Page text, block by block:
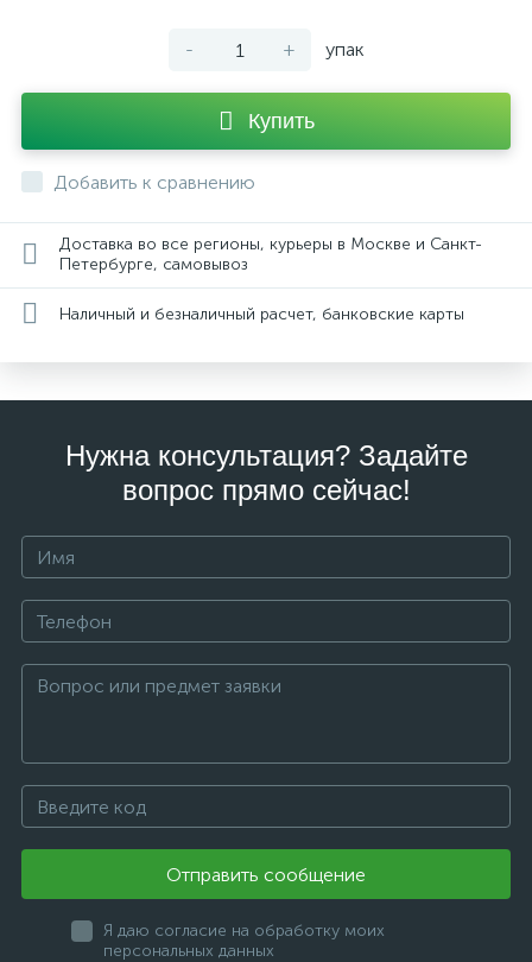
- + упак
Купить
Добавить к сравнению
Доставка во все регионы, курьеры в Москве и Санкт-
Петербурге, самовывоз
Наличный и безналичный расчет, банковские карты
Нужна консультация? Задайте
вопрос прямо сейчас!
Отправить сообщение
Я даю согласие на обработку моих
персональных данных